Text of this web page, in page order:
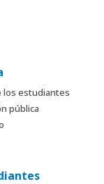
los estudiantes
pública